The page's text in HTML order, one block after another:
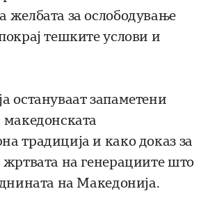
желбата за ослободување
тешките услови и
остануваат запаметени
македонската
традиција и како доказ за
жртвата на генерациите што
на Македонија.